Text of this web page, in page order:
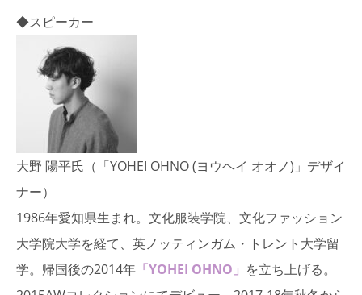
◆スピーカー
大野 陽平氏（ 「YOHEI OHNO (ヨウヘイ オオノ)」 デザイ
ナー）
1986年愛知県生まれ。文化服装学院、文化ファッション
大学院大学を経て、英ノッティンガム・トレント大学留
学。帰国後の2014年 「YOHEI OHNO」 を立ち上げる。